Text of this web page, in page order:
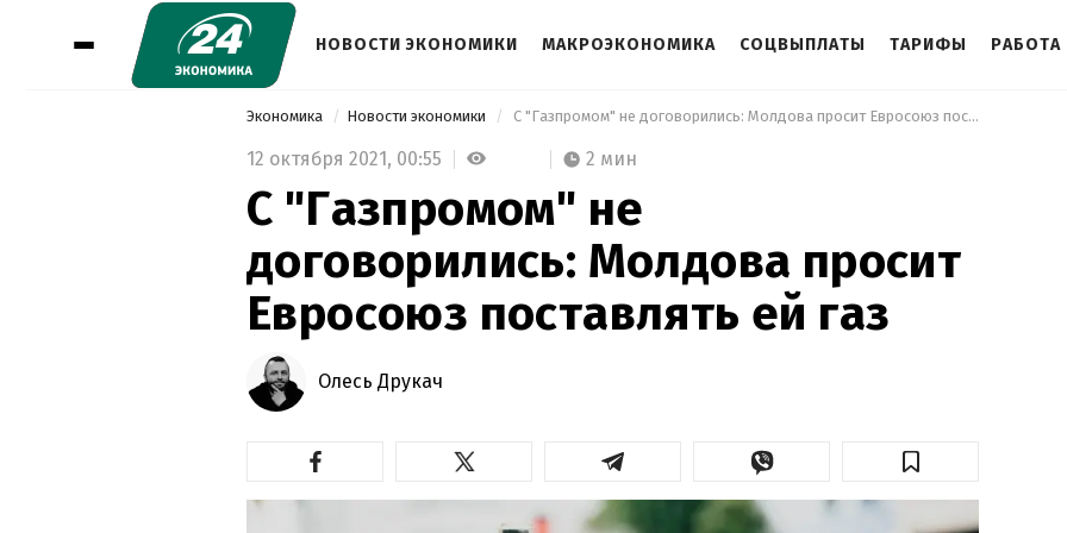
НОВОСТИ ЭКОНОМИКИ МАКРОЭКОНОМИКА СОЦВЫПЛАТЫ ТАРИФЫ РАБОТА
Экономика Новости экономики С "Газпромом" не договорились: Молдова просит Евросоюз поставлять ей газ
12 октября 2021, 00:55 2 мин
С "Газпромом" не
договорились: Молдова просит
Евросоюз поставлять ей газ
Олесь Друкач